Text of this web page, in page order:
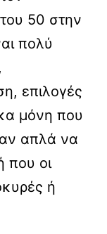
50 στην
πολύ
επιλογές
μόνη που
απλά να
που οι
ή